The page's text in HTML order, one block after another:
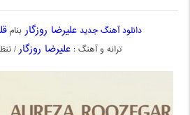
دانلود آهنگ جدید علیرضا روزگار بنام
ترانه و آهنگ : علیرضا روزگار/